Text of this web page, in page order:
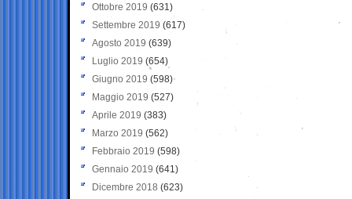
Ottobre 2019 (631)
Settembre 2019 (617)
Agosto 2019 (639)
Luglio 2019 (654)
Giugno 2019 (598)
Maggio 2019 (527)
Aprile 2019 (383)
Marzo 2019 (562)
Febbraio 2019 (598)
Gennaio 2019 (641)
Dicembre 2018 (623)